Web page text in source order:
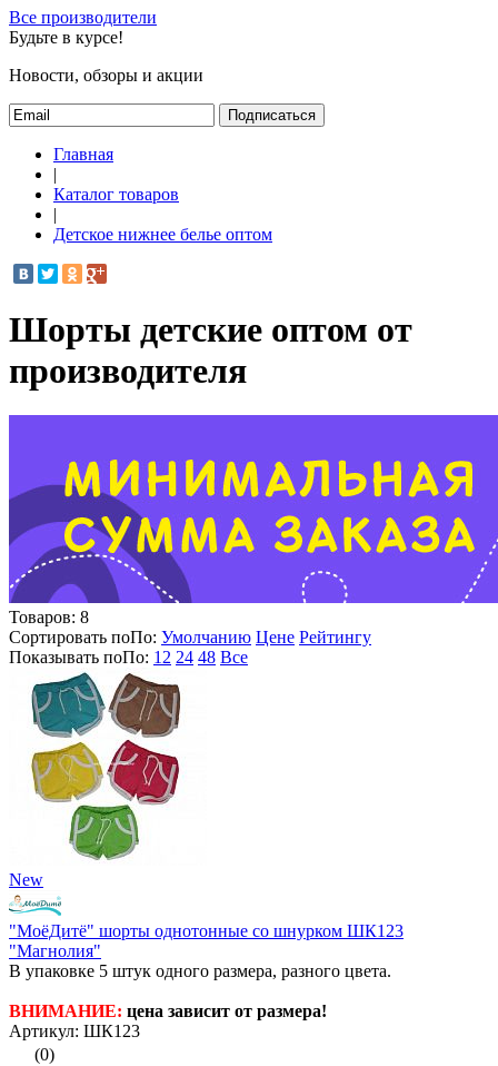
Все производители
Будьте в курсе!
Новости, обзоры и акции
Подписаться
Главная
|
Каталог товаров
|
Детское нижнее белье оптом
Шорты детские оптом от
производителя
Товаров: 8
Сортировать поПо: Умолчанию Цене Рейтингу
Показывать поПо: 12 24 48 Все
New
"МоёДитё" шорты однотонные со шнурком ШК123
"Магнолия"
В упаковке 5 штук одного размера, разного цвета.
ВНИМАНИЕ: цена зависит от размера!
Артикул: ШК123
(0)